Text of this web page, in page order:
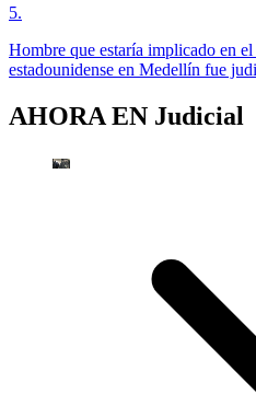
5.
Hombre que estaría implicado en
estadounidense en Medellín fue
AHORA EN Judicial